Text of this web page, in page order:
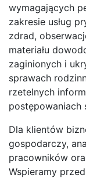
wymagających
zakresie usług
zdrad,
materiału
zaginionych i
sprawach
rzetelnych
postępowaniach
Dla klientów
gospodarczy,
pracowników
Wspieramy